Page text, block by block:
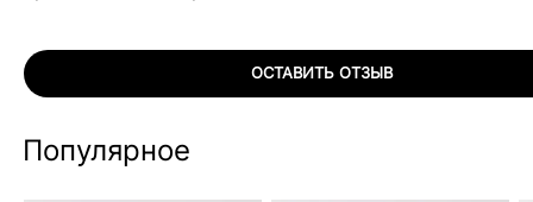
ОСТАВИТЬ ОТЗЫВ
Популярное